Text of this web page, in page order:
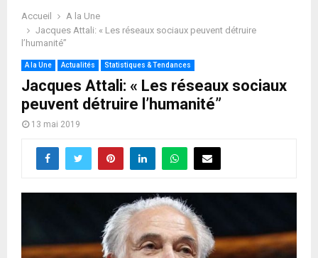
Accueil
A la Une
Jacques Attali: « Les réseaux sociaux peuvent détruire
l’humanité”
A la Une Actualités Statistiques & Tendances
Jacques Attali: « Les réseaux sociaux
peuvent détruire l’humanité”
13 mai 2019